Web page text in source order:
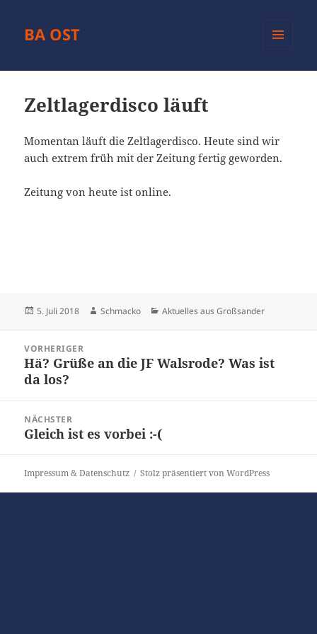
BA OST
Zeltlagerdisco läuft
Momentan läuft die Zeltlagerdisco. Heute sind wir
auch extrem früh mit der Zeitung fertig geworden.
Zeitung von heute ist online.
Veröffentlicht
5. Juli 2018 Autor
Schmacko Kategorien
Aktuelles aus Großsander
VORHERIGER
Vorheriger
Beitrag:
Hä? Grüße an die JF Walsrode? Was ist
da los?
NÄCHSTER
Nächster
Gleich ist es vorbei :-(
Impressum & Datenschutz Stolz präsentiert von WordPress